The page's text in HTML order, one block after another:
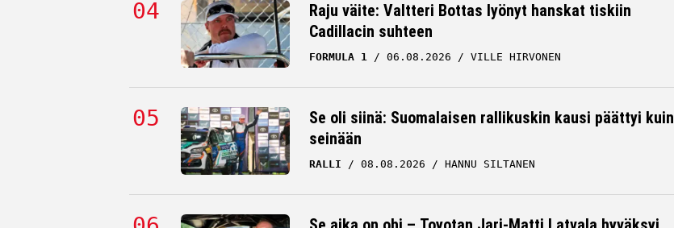
Raju väite: Valtteri Bottas lyönyt hanskat tiskiin
Cadillacin suhteen
FORMULA 1 06.08.2026 VILLE HIRVONEN
Se oli siinä: Suomalaisen rallikuskin kausi päättyi kuin
seinään
RALLI 08.08.2026 HANNU SILTANEN